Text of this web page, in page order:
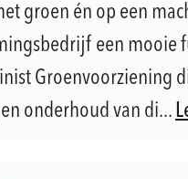
groen én op een
een mooie
Groenvoorziening
onderhoud van di...